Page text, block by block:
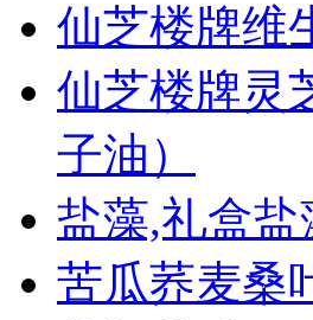
仙芝楼牌维
仙芝楼牌灵
子油）
盐藻,礼盒盐
苦瓜荞麦桑